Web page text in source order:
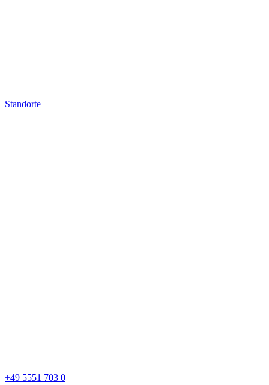
Standorte
+49 5551 703 0